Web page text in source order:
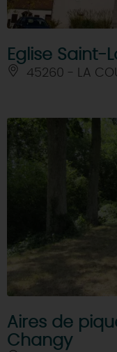
Eglise Saint-
45260 - LA
Aires de
Changy